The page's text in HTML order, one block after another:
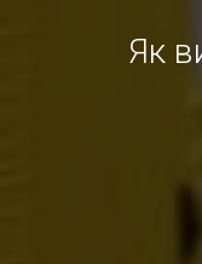
Як